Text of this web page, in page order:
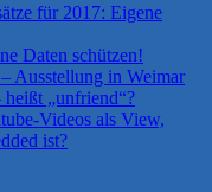
für 2017: Eigene
Daten schützen!
Ausstellung in Weimar
„unfriend“?
Videos als View,
ist?